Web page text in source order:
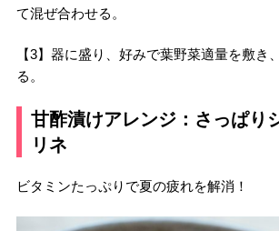
て混ぜ合わせる。
【3】器に盛り、好みで葉野菜適量を敷き
る。
甘酢漬けアレンジ：さっぱり
リネ
ビタミンたっぷりで夏の疲れを解消！